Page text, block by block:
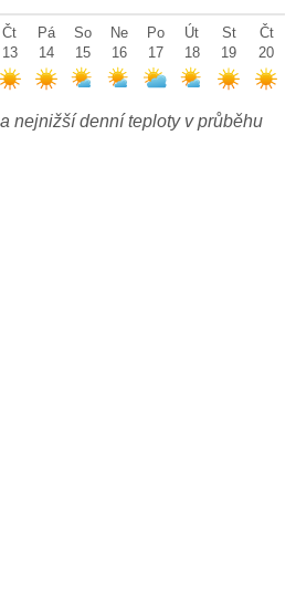
Čt
13
Pá
14
So
15
Ne
16
Po
17
Út
18
St
19
Čt
20
nejnižší denní teploty v průběhu